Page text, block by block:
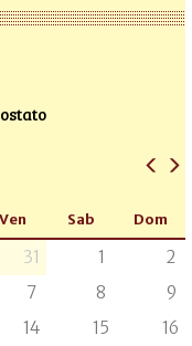
Ven Sab Dom
31 1
2
7 8
9
14 15
16